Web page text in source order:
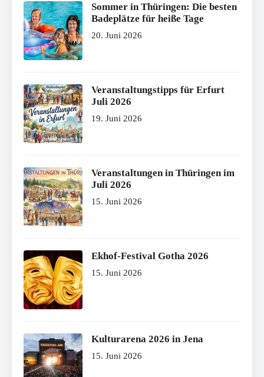
Sommer in Thüringen: Die besten
Badeplätze für heiße Tage
20. Juni 2026
Veranstaltungstipps für Erfurt
Juli 2026
19. Juni 2026
Veranstaltungen in Thüringen im
Juli 2026
15. Juni 2026
Ekhof-Festival Gotha 2026
15. Juni 2026
Kulturarena 2026 in Jena
15. Juni 2026